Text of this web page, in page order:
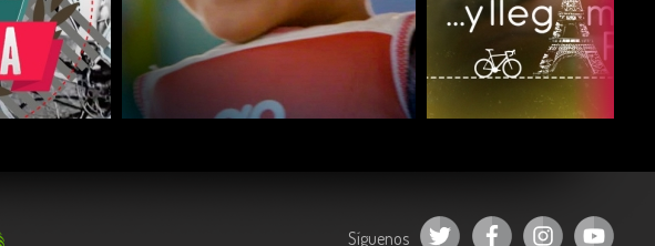
COMPARTIR
Síguenos